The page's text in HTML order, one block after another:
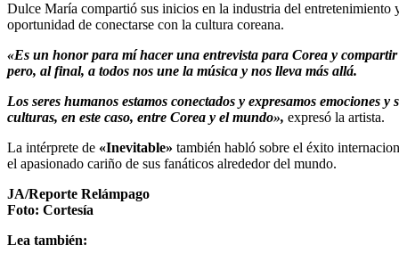
Dulce María compartió sus inicios en la industria del entretenimiento
oportunidad de conectarse con la cultura coreana.
«Es un honor para mí hacer una entrevista para Corea y
pero, al final, a todos nos une la música y nos lleva más allá.
Los seres humanos estamos conectados y expresamos emociones
culturas, en este caso, entre Corea y el mundo», expresó la artista.
La intérprete de «Inevitable» también habló sobre el éxito
el apasionado cariño de sus fanáticos alrededor del mundo.
JA/Reporte Relámpago
Foto: Cortesía
Lea también: